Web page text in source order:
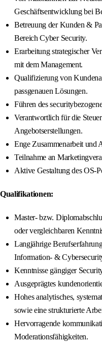
Geschäftsentwicklung bei
Betreuung der Kunden &
Bereich Cyber Security.
Erarbeitung strategischer
mit dem Management.
Qualifizierung von
passgenauen Lösungen.
Führen des
Verantwortlich für die
Angebotserstellungen.
Enge Zusammenarbeit und
Teilnahme an
Aktive Gestaltung des OS-
Qualifikationen:
Master- bzw.
oder vergleichbaren
Langjährige
Information- &
Kenntnisse gängiger
Ausgeprägtes
Hohes analytisches,
sowie eine strukturierte
Hervorragende
Moderationsfähigkeiten.